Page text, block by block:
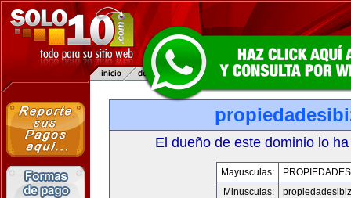
El dueño de este dominio lo
Mayusculas:
Minusculas: